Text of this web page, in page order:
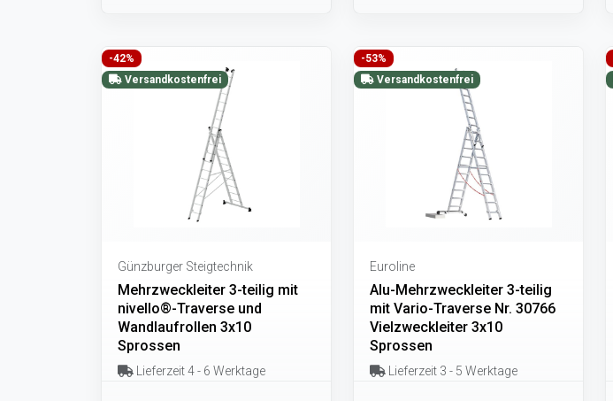
-42%
Versandkostenfrei
Günzburger Steigtechnik
Mehrzweckleiter 3-teilig mit
nivello®-Traverse und
Wandlaufrollen 3x10
Sprossen
Lieferzeit 4 - 6 Werktage
-53%
Versandkostenfrei
Euroline
Alu-Mehrzweckleiter 3-teilig
mit Vario-Traverse Nr. 30766
Vielzweckleiter 3x10
Sprossen
Lieferzeit 3 - 5 Werktage